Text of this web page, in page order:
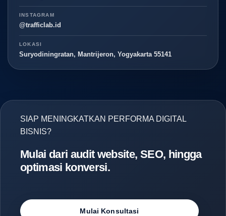
INSTAGRAM
@trafficlab.id
LOKASI
Suryodiningratan, Mantrijeron, Yogyakarta 55141
SIAP MENINGKATKAN PERFORMA DIGITAL
BISNIS?
Mulai dari audit website, SEO, hingga
optimasi konversi.
Mulai Konsultasi